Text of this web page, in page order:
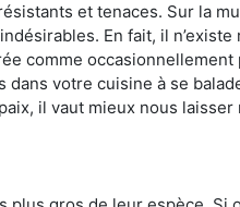
et tenaces. Sur la
En fait, il
comme
votre cuisine à se
il vaut mieux nous